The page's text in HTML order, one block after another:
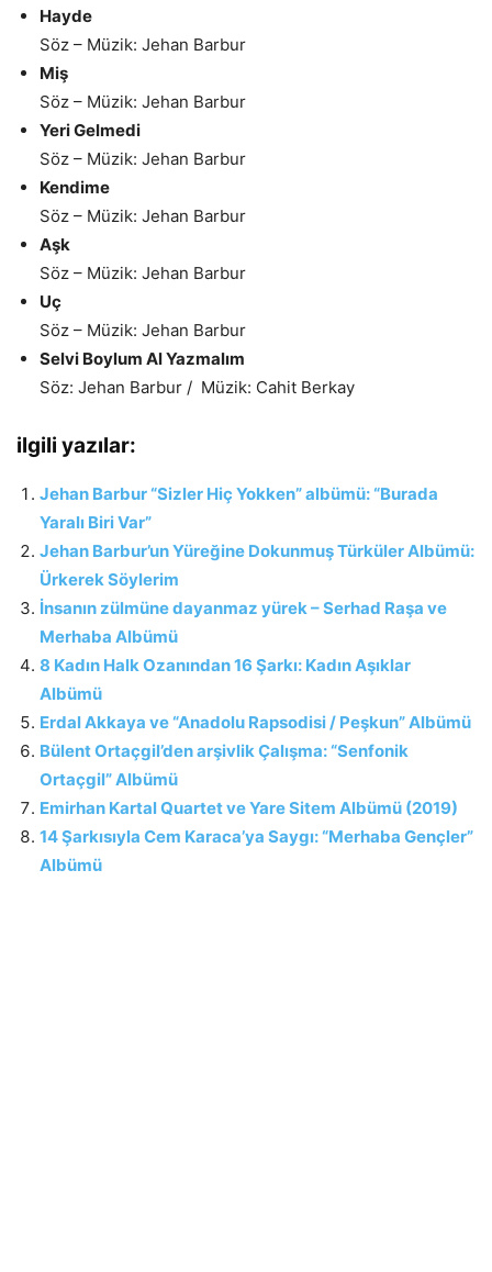
Hayde
Söz – Müzik: Jehan Barbur
Miş
Söz – Müzik: Jehan Barbur
Yeri Gelmedi
Söz – Müzik: Jehan Barbur
Kendime
Söz – Müzik: Jehan Barbur
Aşk
Söz – Müzik: Jehan Barbur
Uç
Söz – Müzik: Jehan Barbur
Selvi Boylum Al Yazmalım
Söz: Jehan Barbur / Müzik: Cahit Berkay
ilgili yazılar:
Jehan Barbur “Sizler Hiç Yokken” albümü: “Burada
Yaralı Biri Var”
Jehan Barbur’un Yüreğine Dokunmuş Türküler Albümü:
Ürkerek Söylerim
İnsanın zülmüne dayanmaz yürek – Serhad Raşa ve
Merhaba Albümü
8 Kadın Halk Ozanından 16 Şarkı: Kadın Aşıklar
Albümü
Erdal Akkaya ve “Anadolu Rapsodisi / Peşkun” Albümü
Bülent Ortaçgil’den arşivlik Çalışma: “Senfonik
Ortaçgil” Albümü
Emirhan Kartal Quartet ve Yare Sitem Albümü (2019)
14 Şarkısıyla Cem Karaca’ya Saygı: “Merhaba Gençler”
Albümü